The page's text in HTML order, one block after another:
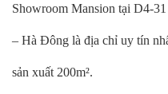
Showroom Mansion tại D4-
– Hà Đông là địa chỉ uy tín
sản xuất 200m².